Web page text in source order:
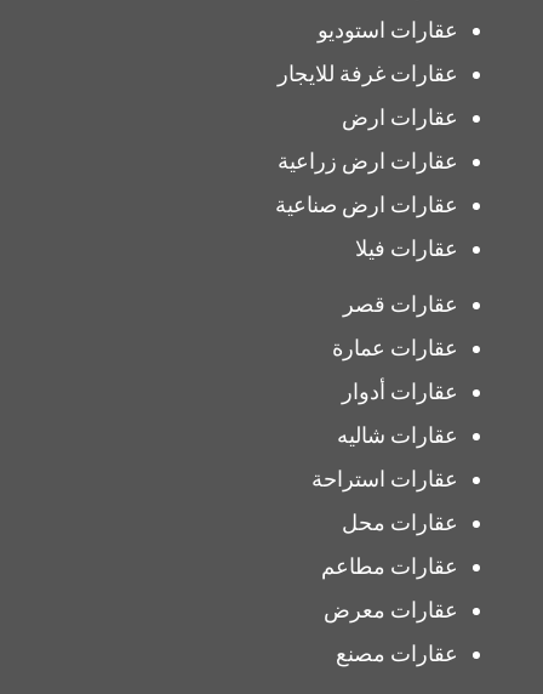
عقارات استوديو
عقارات غرفة للايجار
عقارات ارض
عقارات ارض زراعية
عقارات ارض صناعية
عقارات فيلا
عقارات قصر
عقارات عمارة
عقارات أدوار
عقارات شاليه
عقارات استراحة
عقارات محل
عقارات مطاعم
عقارات معرض
عقارات مصنع